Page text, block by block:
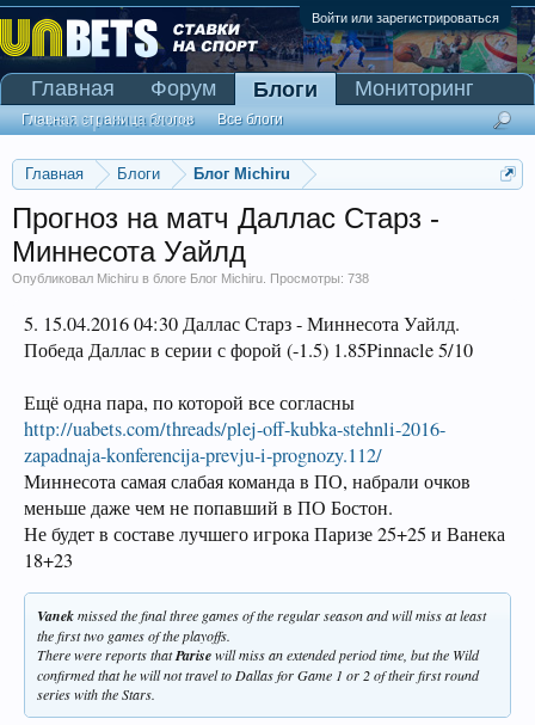
Войти или зарегистрироваться
Главная Блоги Блог Michiru
Прогноз на матч Даллас Старз -
Миннесота Уайлд
Опубликовал Michiru в блоге Блог Michiru . Просмотры: 738
5. 15.04.2016 04:30 Даллас Старз - Миннесота Уайлд.
Победа Даллас в серии с форой (-1.5) 1.85Pinnacle 5/10
Ещё одна пара, по которой все согласны
http://uabets.com/threads/plej-off-kubka-stehnli-2016-
zapadnaja-konferencija-prevju-i-prognozy.112/
Миннесота самая слабая команда в ПО, набрали очков
меньше даже чем не попавший в ПО Бостон.
Не будет в составе лучшего игрока Паризе 25+25 и Ванека
18+23
Vanekmissed the final three games of the regular season and will miss at least
the first two games of the playoffs.
There were reports thatParisewill miss an extended period time, but the Wild
confirmed that he will not travel to Dallas for Game 1 or 2 of their first round
series with the Stars.
Главная Форум Блоги
Главная страница блогов Все блоги
Мониторинг
Сканер Pinnacle